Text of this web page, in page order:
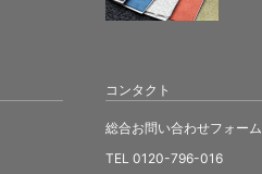
コンタクト
総合お問い合わせフォーム
TEL 0120-796-016